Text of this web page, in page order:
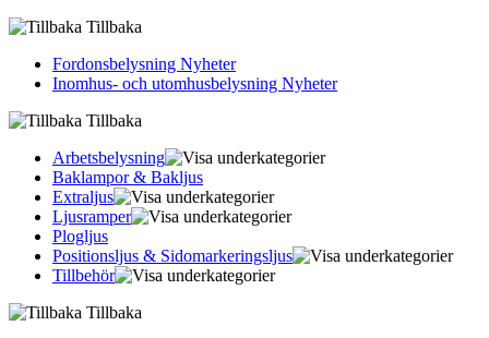
Tillbaka
Fordonsbelysning Nyheter
Inomhus- och utomhusbelysning Nyheter
Tillbaka
Arbetsbelysning
Baklampor & Bakljus
Extraljus
Ljusramper
Plogljus
Positionsljus & Sidomarkerings­ljus
Tillbehör
Tillbaka